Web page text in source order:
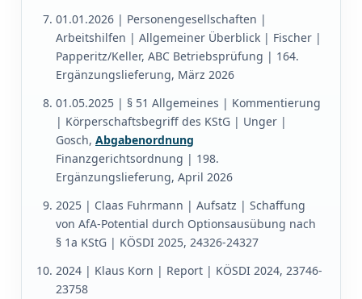
01.01.2026 | Personengesellschaften |
Arbeitshilfen | Allgemeiner Überblick | Fischer |
Papperitz/Keller, ABC Betriebsprüfung | 164.
Ergänzungslieferung, März 2026
01.05.2025 | § 51 Allgemeines | Kommentierung
| Körperschaftsbegriff des KStG | Unger |
Gosch, Abgabenordnung
Finanzgerichtsordnung | 198.
Ergänzungslieferung, April 2026
2025 | Claas Fuhrmann | Aufsatz | Schaffung
von AfA-Potential durch Optionsausübung nach
§ 1a KStG | KÖSDI 2025, 24326-24327
2024 | Klaus Korn | Report | KÖSDI 2024, 23746-
23758